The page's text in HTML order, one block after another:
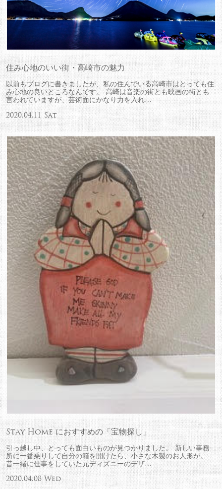
住み心地のいい街・高崎市の魅力
以前もブログに書きましたが、私の住んでいる高崎市はとっても住
み心地の良いところなんです。 高崎は音楽の街とも映画の街とも
言われていますが、芸術面にかなり力を入れ…
2020.04.11 Sat
Stay Home におすすめの「宝物探し」
引っ越し中、とっても面白いものが見つかりました。 新しい事務
所に一番乗りして自分の箱を開けたら、小さな木製のお人形が。
昔一緒に仕事をしていた元ディズニーのデザ…
2020.04.08 Wed